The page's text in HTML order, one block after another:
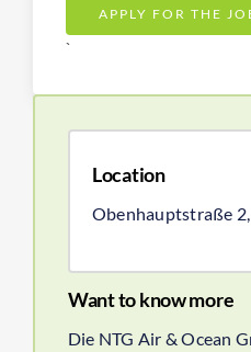
APPLY FOR THE
`
Location
Obenhauptstraße 2,
Want to know more
Die NTG Air & Ocean